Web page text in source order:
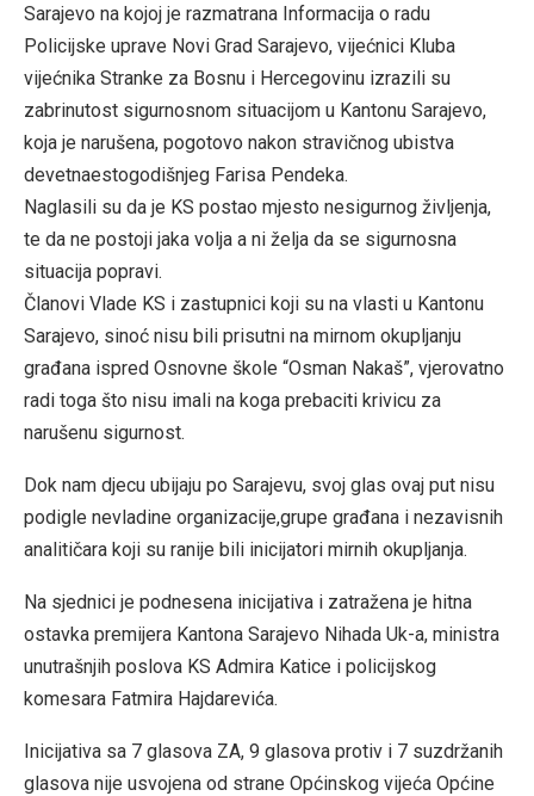
Sarajevo na kojoj je razmatrana Informacija o radu
Policijske uprave Novi Grad Sarajevo, vijećnici Kluba
vijećnika Stranke za Bosnu i Hercegovinu izrazili su
zabrinutost sigurnosnom situacijom u Kantonu Sarajevo,
koja je narušena, pogotovo nakon stravičnog ubistva
devetnaestogodišnjeg Farisa Pendeka.
Naglasili su da je KS postao mjesto nesigurnog življenja,
te da ne postoji jaka volja a ni želja da se sigurnosna
situacija popravi.
Članovi Vlade KS i zastupnici koji su na vlasti u Kantonu
Sarajevo, sinoć nisu bili prisutni na mirnom okupljanju
građana ispred Osnovne škole “Osman Nakaš”, vjerovatno
radi toga što nisu imali na koga prebaciti krivicu za
narušenu sigurnost.
Dok nam djecu ubijaju po Sarajevu, svoj glas ovaj put nisu
podigle nevladine organizacije,grupe građana i nezavisnih
analitičara koji su ranije bili inicijatori mirnih okupljanja.
Na sjednici je podnesena inicijativa i zatražena je hitna
ostavka premijera Kantona Sarajevo Nihada Uk-a, ministra
unutrašnjih poslova KS Admira Katice i policijskog
komesara Fatmira Hajdarevića.
Inicijativa sa 7 glasova ZA, 9 glasova protiv i 7 suzdržanih
glasova nije usvojena od strane Općinskog vijeća Općine